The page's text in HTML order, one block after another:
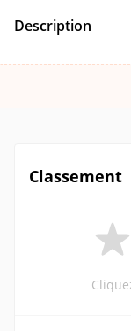
Description
Classement